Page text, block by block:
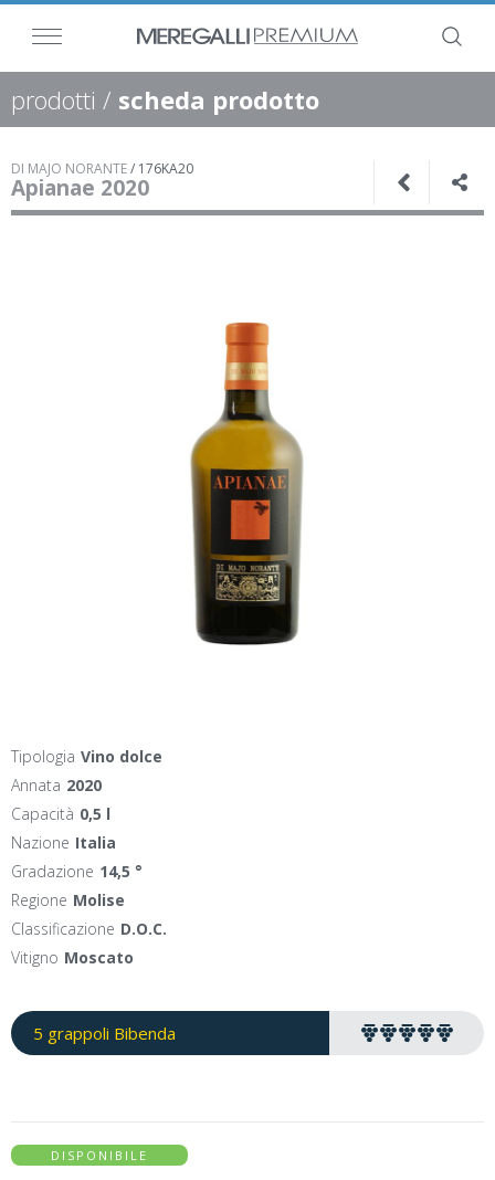
prodotti / scheda prodotto
DI MAJO NORANTE/ 176KA20
Apianae 2020
Tipologia Vino dolce
Annata 2020
Capacità 0,5 l
Nazione Italia
Gradazione 14,5 °
Regione Molise
Classificazione D.O.C.
Vitigno Moscato
5 grappoli Bibenda
DISPONIBILE